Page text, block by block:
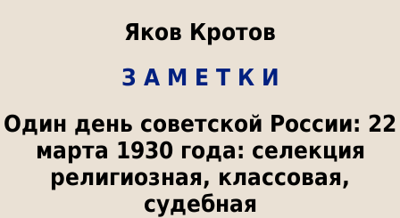
Яков Кротов
З А М Е Т К И
Один день советской России: 22
марта 1930 года: селекция
религиозная, классовая,
судебная